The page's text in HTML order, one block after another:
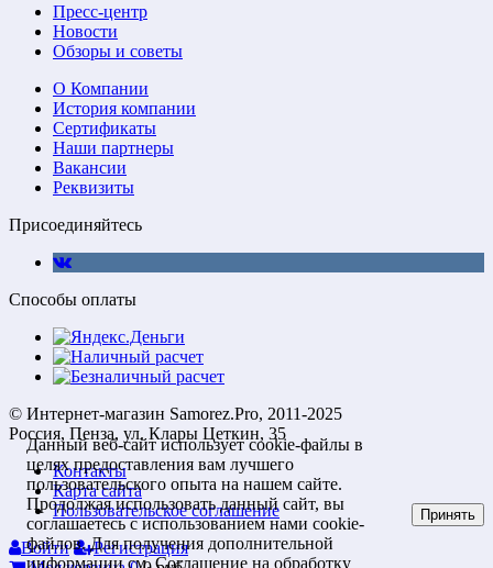
Пресс-центр
Новости
Обзоры и советы
О Компании
История компании
Сертификаты
Наши партнеры
Вакансии
Реквизиты
Присоединяйтесь
Способы оплаты
© Интернет-магазин Samorez.Pro, 2011-2025
Россия, Пенза, ул. Клары Цеткин, 35
Контакты
Карта сайта
Пользовательское соглашение
Войти
Регистрация
Данный веб-сайт использует cookie-файлы в
целях предоставления вам лучшего
пользовательского опыта на нашем сайте.
Продолжая использовать данный сайт, вы
соглашаетесь с использованием нами cookie-
файлов. Для получения дополнительной
информации см.Соглашение на обработку
Принять